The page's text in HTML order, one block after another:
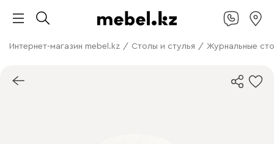
Интернет-магазин mebel.kz / Столы и стулья / Журнальные